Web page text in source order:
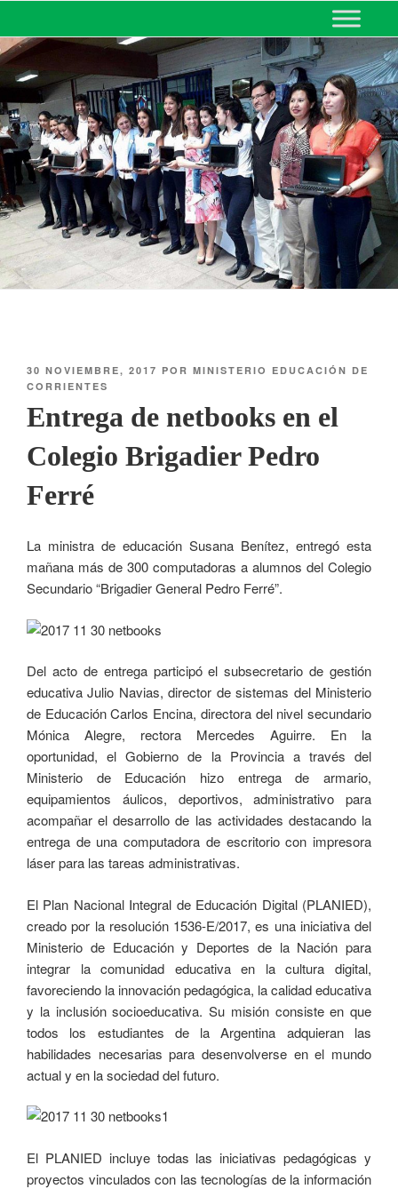
MINISTERIO DE EDUCACIÓN
DE CORRIENTES
30 NOVIEMBRE, 2017 POR MINISTERIO EDUCACIÓN DE
CORRIENTES
Entrega de netbooks en el
Colegio Brigadier Pedro
Ferré
La ministra de educación Susana Benítez, entregó esta
mañana más de 300 computadoras a alumnos del Colegio
Secundario “Brigadier General Pedro Ferré”.
Del acto de entrega participó el subsecretario de gestión
educativa Julio Navias, director de sistemas del Ministerio
de Educación Carlos Encina, directora del nivel secundario
Mónica Alegre, rectora Mercedes Aguirre. En la
oportunidad, el Gobierno de la Provincia a través del
Ministerio de Educación hizo entrega de armario,
equipamientos áulicos, deportivos, administrativo para
acompañar el desarrollo de las actividades destacando la
entrega de una computadora de escritorio con impresora
láser para las tareas administrativas.
El Plan Nacional Integral de Educación Digital (PLANIED),
creado por la resolución 1536-E/2017, es una iniciativa del
Ministerio de Educación y Deportes de la Nación para
integrar la comunidad educativa en la cultura digital,
favoreciendo la innovación pedagógica, la calidad educativa
y la inclusión socioeducativa. Su misión consiste en que
todos los estudiantes de la Argentina adquieran las
habilidades necesarias para desenvolverse en el mundo
actual y en la sociedad del futuro.
El PLANIED incluye todas las iniciativas pedagógicas y
proyectos vinculados con las tecnologías de la información